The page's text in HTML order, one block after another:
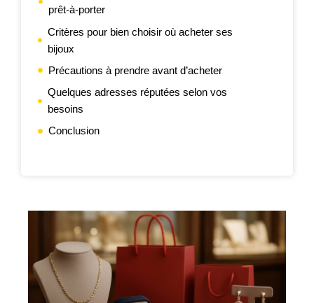
prêt-à-porter
Critères pour bien choisir où acheter ses
bijoux
Précautions à prendre avant d’acheter
Quelques adresses réputées selon vos
besoins
Conclusion